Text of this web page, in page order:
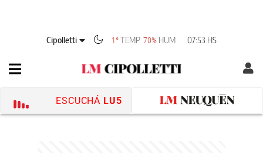
Cipolletti 1°TEMP 70% HUM 07:53 HS
ESCUCHÁ LU5